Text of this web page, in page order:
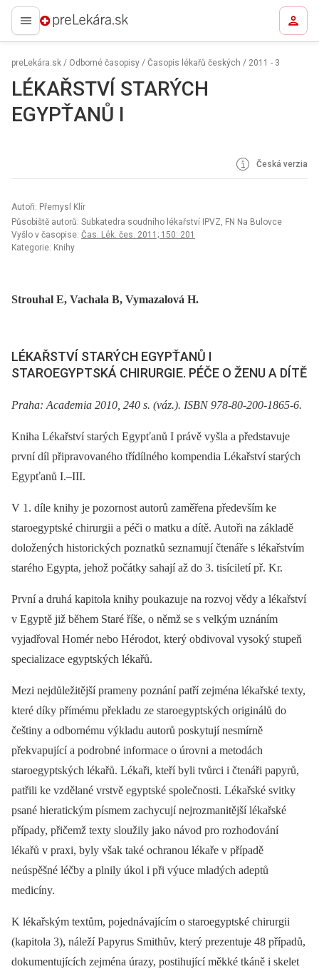
preLekára.sk
preLekára.sk / Odborné časopisy / Časopis lékařů českých / 2011 - 3
LÉKAŘSTVÍ STARÝCH
EGYPŤANŮ I
Česká verzia
Autoři: Přemysl Klír
Působiště autorů: Subkatedra soudního lékařství IPVZ, FN Na Bulovce
Vyšlo v časopise: Čas. Lék. čes. 2011; 150: 201
Kategorie: Knihy
Strouhal E, Vachala B, Vymazalová H.
LÉKAŘSTVÍ STARÝCH EGYPŤANŮ I
STAROEGYPTSKÁ CHIRURGIE. PÉČE O ŽENU A DÍTĚ
Praha: Academia 2010, 240 s. (váz.). ISBN 978-80-200-1865-6.
Kniha Lékařství starých Egypťa­nů I právě vyšla a představuje
první díl připravovaného třídílného kompendia Lékařství starých
Egypťanů I.–III.
V 1. díle knihy je pozornost autorů zaměřena především ke
staroegyptské chirurgii a péči o matku a dítě. Autoři na základě
doložených historických poznatků seznamují čtenáře s lékařstvím
starého Egypta, jehož počátky sahají až do 3. tisíciletí př. Kr.
První a druhá kapitola knihy poukazuje na rozvoj vědy a lékařství
v Egyptě již během Staré říše, o němž se s velkým uznáním
vyjadřoval Homér nebo Hérodot, který obdivoval vysoký stupeň
specializace egyptských lékařů.
Mezi nejdůležitější prameny poznání patří zejména lékařské texty,
které díky přímému překladu ze staroegyptských originálů do
češtiny a odbornému výkladu autorů poskytují nesmírně
překvapující a podrobné informace o úrovni a metodách
staroegyptských lékařů. Lékaři, kteří byli tvůrci i čtenáři papyrů,
patřili ke vzdělané vrstvě egyptské společnosti. Lékařské svitky
psané hieratickým písmem zachycují nejrozmanitější lékařské
případy, přičemž texty sloužily jako návod pro rozhodování
lékařů v praxi, byly však také ochranou lékaře v případě
neúspěšné léčby a plnily úkol i při výuce mladých adeptů
medicíny.
K lékařským textům, pojednávajícím o staroegyptské chirurgii
(kapitola 3), náleží Papyrus Smithův, který prezentuje 48 případů,
dokumentujících zejména úrazy, postihující měkké tkáně i skelet